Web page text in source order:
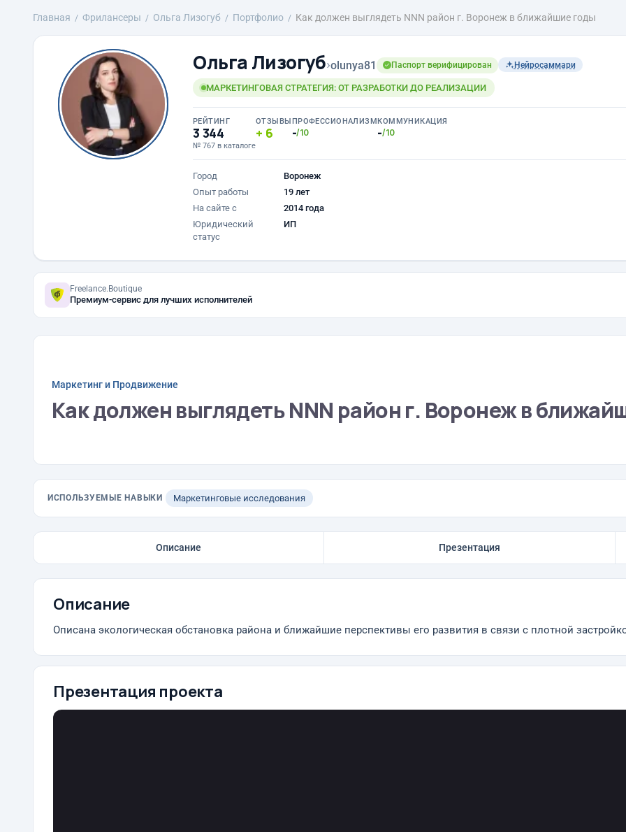
Главная Фрилансеры Ольга Лизогуб Портфолио Как должен выглядеть NNN район г. Воронеж в ближайшие годы
Ольга Лизогуб›olunya81 Паспорт верифицирован Нейросаммари
МАРКЕТИНГОВАЯ СТРАТЕГИЯ: ОТ РАЗРАБОТКИ ДО РЕАЛИЗАЦИИ
РЕЙТИНГ
3 344
№ 767 в каталоге
ОТЗЫВЫ
6
ПРОФЕССИОНАЛИЗМ
-/10
КОММУНИКАЦИЯ
-/10
Город
Воронеж
Опыт работы
19 лет
На сайте с
2014 года
Юридический
статус
ИП
Freelance.Boutique
Премиум-сервис для лучших исполнителей
Маркетинг и Продвижение
Как должен выглядеть NNN район г. Воронеж в
ИСПОЛЬЗУЕМЫЕ НАВЫКИ Маркетинговые исследования
Описание Презентация
Описание
Описана экологическая обстановка района и ближайшие перспективы его развития в связи с плотной
Презентация проекта